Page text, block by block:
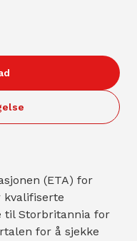
(ETA) for
kvalifiserte
til Storbritannia for
for å sjekke